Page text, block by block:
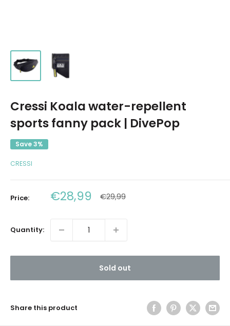
Cressi Koala water-repellent
sports fanny pack | DivePop
Save 3%
CRESSI
Price: Sale
price
€28,99 Regular
price
€29,99
Quantity:
Sold out
Share this product